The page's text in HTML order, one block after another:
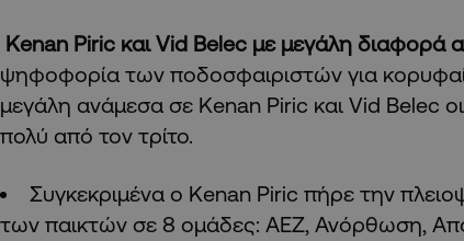
Kenan Piric καιVid Belec με μεγάλη διαφορά
ψηφοφορία των ποδοσφαιριστών για
μεγάλη ανάμεσα σε Kenan Piric και Vid Belec
πολύ από τον τρίτο.
Συγκεκριμένα ο Kenan Piric πήρε την
των παικτών σε 8 ομάδες: ΑΕΖ, Ανόρθωση,